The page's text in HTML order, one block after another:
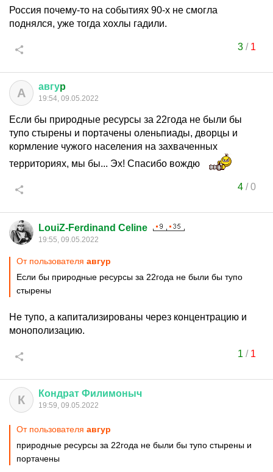
Россия почему-то на событиях 90-х не смогла
поднялся, уже тогда хохлы гадили.
3/ 1
А авгуp
19:54, 09.05.2022
Если бы природные ресурсы за 22года не были бы
тупо стырены и портачены оленьпиады, дворцы и
кормление чужого населения на захваченных
территориях, мы бы... Эх! Спасибо вождю
4/0
LouiZ-Ferdinand Celine
19:55, 09.05.2022
От пользователя авгуp
Если бы природные ресурсы за 22года не были бы тупо
стырены
Не тупо, а капитализированы через концентрацию и
монополизацию.
1 / 1
К Кондрат Филимоныч
19:59, 09.05.2022
От пользователя авгуp
природные ресурсы за 22года не были бы тупо стырены и
портачены